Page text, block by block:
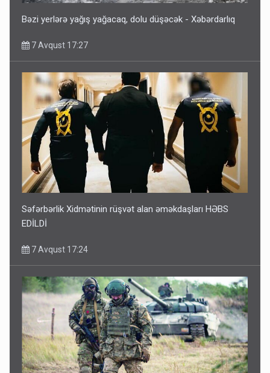
Bəzi yerlərə yağış yağacaq, dolu düşəcək - Xəbərdarlıq
7 Avqust 17:27
Səfərbərlik Xidmətinin rüşvət alan əməkdaşları HƏBS
EDİLDİ
7 Avqust 17:24